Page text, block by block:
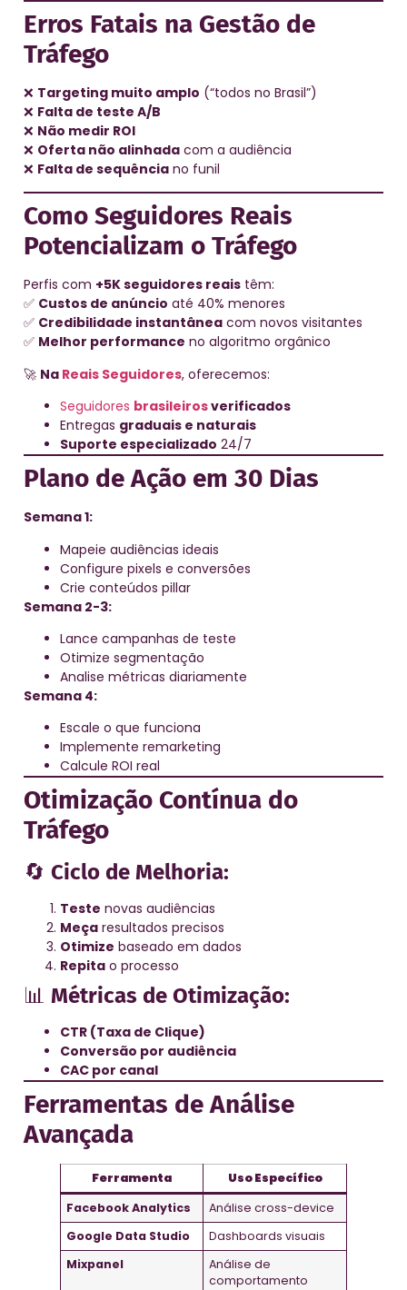
Erros Fatais na Gestão de
Tráfego
❌ Targeting muito amplo (“todos no Brasil”)
❌ Falta de teste A/B
❌ Não medir ROI
❌ Oferta não alinhada com a audiência
❌ Falta de sequência no funil
Como Seguidores Reais
Potencializam o Tráfego
Perfis com +5K seguidores reais têm:
✅ Custos de anúncio até 40% menores
✅ Credibilidade instantânea com novos visitantes
✅ Melhor performance no algoritmo orgânico
🚀 Na Reais Seguidores, oferecemos:
Seguidores brasileirosverificados
Entregas graduais e naturais
Suporte especializado 24/7
Plano de Ação em 30 Dias
Semana 1:
Mapeie audiências ideais
Configure pixels e conversões
Crie conteúdos pillar
Semana 2-3:
Lance campanhas de teste
Otimize segmentação
Analise métricas diariamente
Semana 4:
Escale o que funciona
Implemente remarketing
Calcule ROI real
Otimização Contínua do
Tráfego
🔄 Ciclo de Melhoria:
Teste novas audiências
Meça resultados precisos
Otimize baseado em dados
Repita o processo
📊 Métricas de Otimização:
CTR (Taxa de Clique)
Conversão por audiência
CAC por canal
Ferramentas de Análise
Avançada
Ferramenta
Uso Específico
Facebook Analytics
Análise cross-device
Google Data Studio
Dashboards visuais
Mixpanel
Análise de
comportamento